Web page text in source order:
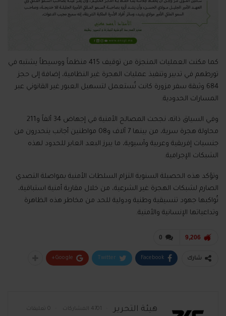
كما مكنت العمليات المنجزة من توقيف 415 منظماً ووسيطاً يشتبه في
تورطهم في تدبير وتنفيذ عمليات الهجرة غير النظامية، إضافة إلى حجز
684 وثيقة سفر مزورة كانت تُستعمل لتسهيل العبور غير القانوني عبر
المسارات الحدودية.
وفي السياق ذاته، نجحت المصالح الأمنية في إجهاض 34 ألفاً و211
محاولة هجرة سرية، من بينها 7 آلاف و08 مواطنين أجانب ينحدرون من
جنسيات إفريقية وعربية وآسيوية، ما يبرز البعد العابر للحدود لهذه
الشبكات الإجرامية.
وتؤكد هذه الحصيلة السنوية التزام السلطات الأمنية بمواصلة التصدي
الصارم لشبكات الهجرة غير الشرعية، من خلال مقاربة أمنية استباقية،
تُواكبها جهود تنسيقية وطنية ودولية للحد من مخاطر هذه الظاهرة
وتداعياتها الإنسانية والأمنية.
0 9,206
شارك Facebook
Twitter
Google+
هيئة التحرير 4701 المشاركات 0 تعليقات